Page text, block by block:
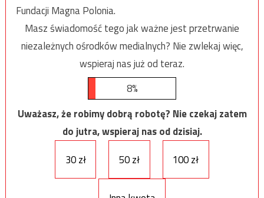
Fundacji Magna Polonia.
Masz świadomość tego jak ważne jest przetrwanie
niezależnych ośrodków medialnych? Nie zwlekaj więc,
wspieraj nas już od teraz.
8%
Uważasz, że robimy dobrą robotę? Nie czekaj zatem
do jutra, wspieraj nas od dzisiaj.
30 zł
50 zł 100 zł